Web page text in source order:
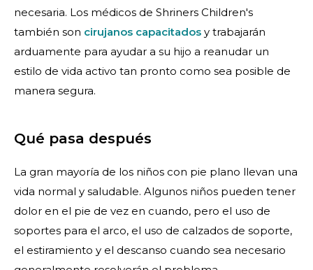
necesaria. Los médicos de Shriners Children's
también son cirujanos capacitados y trabajarán
arduamente para ayudar a su hijo a reanudar un
estilo de vida activo tan pronto como sea posible de
manera segura.
Qué pasa después
La gran mayoría de los niños con pie plano llevan una
vida normal y saludable. Algunos niños pueden tener
dolor en el pie de vez en cuando, pero el uso de
soportes para el arco, el uso de calzados de soporte,
el estiramiento y el descanso cuando sea necesario